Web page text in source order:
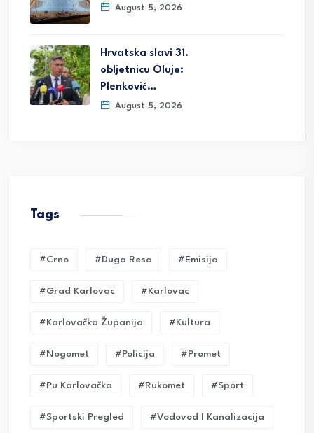
August 5, 2026
Hrvatska slavi 31.
obljetnicu Oluje:
Plenković…
August 5, 2026
Tags
#crno #duga Resa #emisija
#grad Karlovac #karlovac
#karlovačka Županija #kultura
#nogomet #policija #promet
#pu Karlovačka #rukomet #sport
#sportski Pregled #vodovod I Kanalizacija